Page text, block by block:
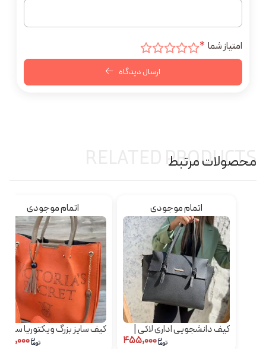
امتیاز شما *
ارسال دیدگاه
محصولات مرتبط
RELATED PRODUCTS
اتمام موجودی
کیف دانشجویی اداری لاکی |
کیف زنانه سایز بزرگ
اتمام موجودی
کیف سایز بزرگ ویکتوریا سکرت